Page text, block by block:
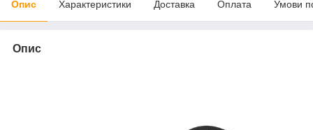
Опис Характеристики Доставка Оплата Умови
Опис